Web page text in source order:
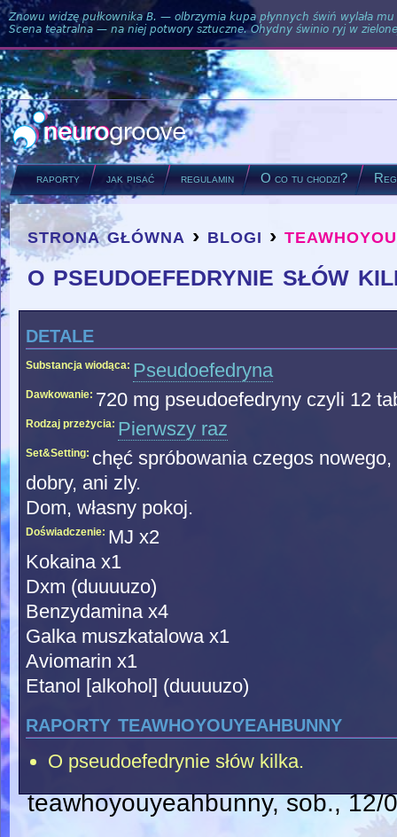
Znowu widzę pułkownika B. — olbrzymia kupa płynnych świń wylała
Scena teatralna — na niej potwory sztuczne. Ohydny świnio ryj w
raporty jak pisać regulamin O co tu chodzi?
you are here
strona główna › blogi ›
o pseudoefedrynie słów
detale
Substancja wiodąca: Pseudoefedryna
Dawkowanie: 720 mg pseudoefedryny czyli 12
Rodzaj przeżycia: Pierwszy raz
Set&Setting: chęć spróbowania czegos
dobry, ani zly.
Dom, własny pokoj.
Doświadczenie: MJ x2
Kokaina x1
Dxm (duuuuzo)
Benzydamina x4
Galka muszkatalowa x1
Aviomarin x1
Etanol [alkohol] (duuuuzo)
raporty teawhoyouyeahbunny
O pseudoefedrynie słów kilka.
teawhoyouyeahbunny, sob., 12/